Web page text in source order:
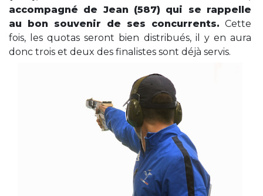
accompagné de Jean (587) qui se rappelle
au bon souvenir de ses concurrents. Cette
fois, les quotas seront bien distribués, il y en aura
donc trois et deux des finalistes sont déjà servis.